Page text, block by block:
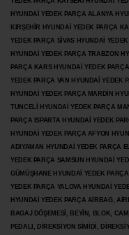
HYUNDAİ YEDEK PARÇA ALANYA
KIRŞEHİR HYUNDAİ YEDEK PARÇA
YEDEK PARÇA SİVAS HYUNDAİ
HYUNDAİ YEDEK PARÇA TRABZON
PARÇA KARS HYUNDAİ YEDEK
YEDEK PARÇA VAN HYUNDAİ YEDEK
HYUNDAİ YEDEK PARÇA MARDİN
TUNCELİ HYUNDAİ YEDEK PARÇA
PARÇA ISPARTA HYUNDAİ YEDEK
HYUNDAİ YEDEK PARÇA AFYON
ADIYAMAN HYUNDAİ YEDEK PARÇA
YEDEK PARÇA SAMSUN HYUNDAİ
GÜMÜŞHANE HYUNDAİ YEDEK
YEDEK PARÇA YALOVA HYUNDAİ
HYUNDAİ YEDEK PARÇA AİRBAG,
BAGAJ DÖŞEMESİ, BEYİN, BLOK,
PEDALI, DİREKSİYON SİMİDİ,